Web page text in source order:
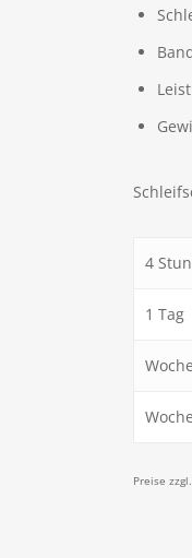
4
1 Tag